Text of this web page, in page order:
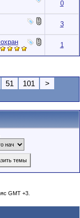
0
3
1
51 101
>
GMT +3.